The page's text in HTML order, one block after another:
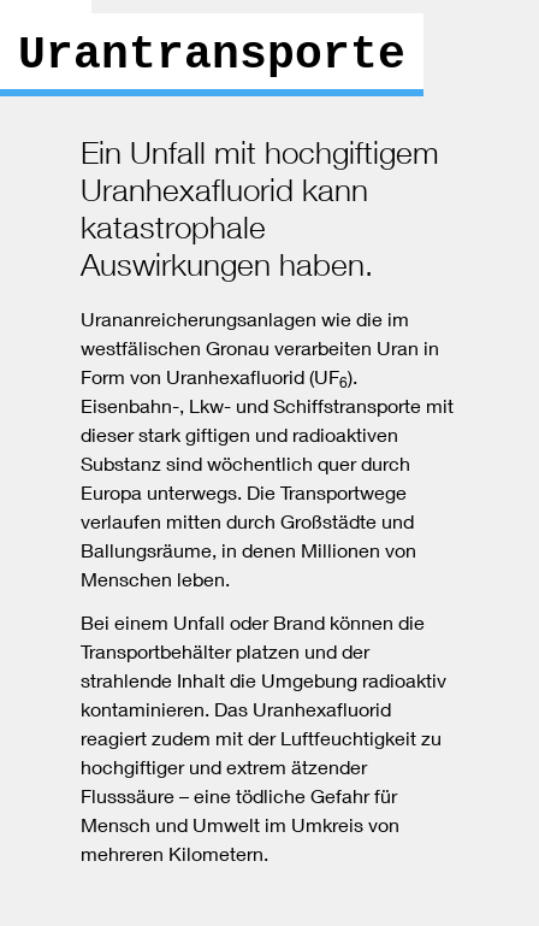
Urantransporte
Ein Unfall mit hochgiftigem
Uranhexafluorid kann
katastrophale
Auswirkungen haben.
Urananreicherungsanlagen wie die im
westfälischen Gronau verarbeiten Uran in
Form von Uranhexafluorid (UF6).
Eisenbahn-, Lkw- und Schiffstransporte mit
dieser stark giftigen und radioaktiven
Substanz sind wöchentlich quer durch
Europa unterwegs. Die Transportwege
verlaufen mitten durch Großstädte und
Ballungsräume, in denen Millionen von
Menschen leben.
Bei einem Unfall oder Brand können die
Transportbehälter platzen und der
strahlende Inhalt die Umgebung radioaktiv
kontaminieren. Das Uranhexafluorid
reagiert zudem mit der Luftfeuchtigkeit zu
hochgiftiger und extrem ätzender
Flusssäure – eine tödliche Gefahr für
Mensch und Umwelt im Umkreis von
mehreren Kilometern.